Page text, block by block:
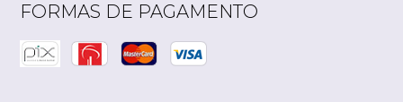
FORMAS DE PAGAMENTO